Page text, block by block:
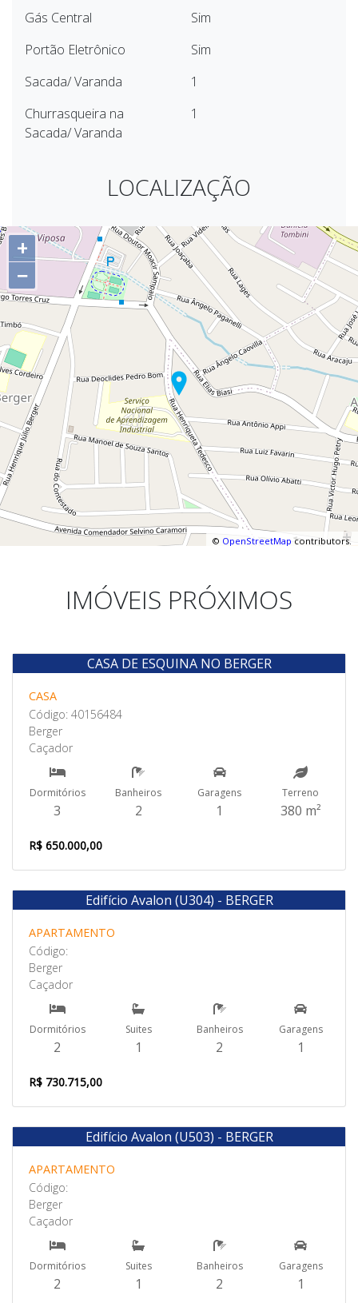
Gás Central
Sim
Portão Eletrônico
Sim
Sacada/ Varanda
1
Churrasqueira na
Sacada/ Varanda
1
LOCALIZAÇÃO
+
−
© OpenStreetMap contributors.
IMÓVEIS PRÓXIMOS
Venda
CASA DE ESQUINA NO BERGER
CASA
Código: 40156484
Berger
Caçador
Dormitórios
3
Banheiros
2
Garagens
1
Terreno
380 m²
R$ 650.000,00
Venda
Edifício Avalon (U304) - BERGER
APARTAMENTO
Código:
Berger
Caçador
Dormitórios
2
Suites
1
Banheiros
2
Garagens
1
R$ 730.715,00
Venda
Edifício Avalon (U503) - BERGER
APARTAMENTO
Código:
Berger
Caçador
Dormitórios
2
Suites
1
Banheiros
2
Garagens
1